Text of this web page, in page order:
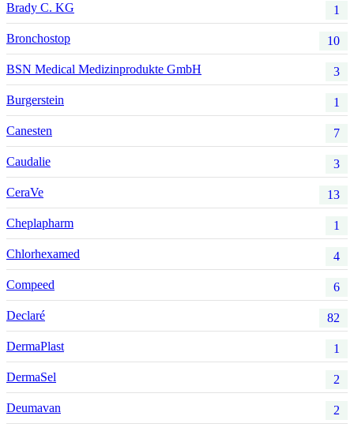
Brady C. KG 1
Bronchostop 10
BSN Medical Medizinprodukte GmbH 3
Burgerstein 1
Canesten 7
Caudalie 3
CeraVe 13
Cheplapharm 1
Chlorhexamed 4
Compeed 6
Declaré 82
DermaPlast 1
DermaSel 2
Deumavan 2